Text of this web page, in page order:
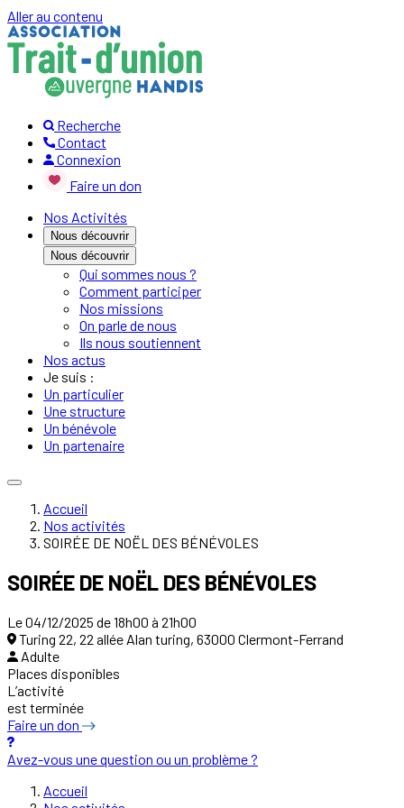
Aller au contenu
Recherche
Contact
Connexion
Faire un don
Nos Activités
Nous découvrir
Nous découvrir
Qui sommes nous ?
Comment participer
Nos missions
On parle de nous
Ils nous soutiennent
Nos actus
Je suis :
Un particulier
Une structure
Un bénévole
Un partenaire
Accueil
Nos activités
SOIRÉE DE NOËL DES BÉNÉVOLES
SOIRÉE DE NOËL DES BÉNÉVOLES
Le 04/12/2025 de 18h00 à 21h00
Turing 22, 22 allée Alan turing, 63000 Clermont-Ferrand
Adulte
Places disponibles
L’activité
est terminée
Faire un don
Avez-vous une question ou un problème ?
Accueil